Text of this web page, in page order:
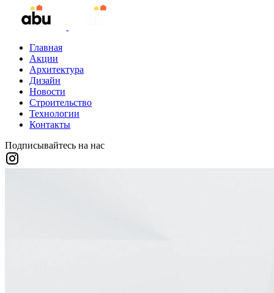
Главная
Акции
Архитектура
Дизайн
Новости
Строительство
Технологии
Контакты
Подписывайтесь на нас